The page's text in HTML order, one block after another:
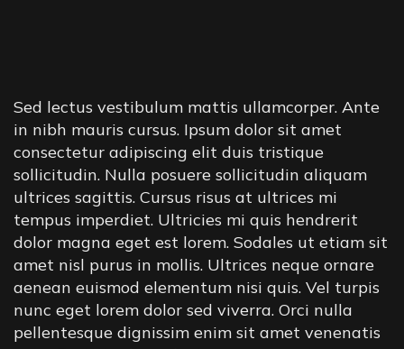
Sed lectus vestibulum mattis ullamcorper. Ante
in nibh mauris cursus. Ipsum dolor sit amet
consectetur adipiscing elit duis tristique
sollicitudin. Nulla posuere sollicitudin aliquam
ultrices sagittis. Cursus risus at ultrices mi
tempus imperdiet. Ultricies mi quis hendrerit
dolor magna eget est lorem. Sodales ut etiam sit
amet nisl purus in mollis. Ultrices neque ornare
aenean euismod elementum nisi quis. Vel turpis
nunc eget lorem dolor sed viverra. Orci nulla
pellentesque dignissim enim sit amet venenatis